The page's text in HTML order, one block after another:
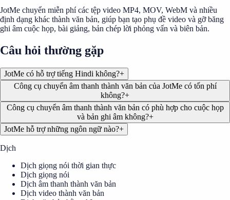
JotMe chuyển miễn phí các tệp video MP4, MOV, WebM và nhiều
định dạng khác thành văn bản, giúp bạn tạo phụ đề video và gỡ băng
ghi âm cuộc họp, bài giảng, bản chép lời phỏng vấn và biên bản.
Câu hỏi thường gặp
JotMe có hỗ trợ tiếng Hindi không?+
Công cụ chuyển âm thanh thành văn bản của JotMe có tốn phí
không?+
Công cụ chuyển âm thanh thành văn bản có phù hợp cho cuộc họp
và bản ghi âm không?+
JotMe hỗ trợ những ngôn ngữ nào?+
Dịch
Dịch giọng nói thời gian thực
Dịch giọng nói
Dịch âm thanh thành văn bản
Dịch video thành văn bản